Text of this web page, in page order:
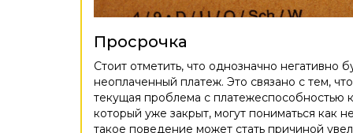
Просрочка
Стоит отметить, что однозначно
неоплаченный платеж. Это связано с тем,
текущая проблема с платежеспособностью
который уже закрыт, могут пониматься как
такое поведение может стать причиной